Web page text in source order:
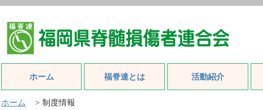
ホーム 福脊連とは 活動紹介
ホーム > 制度情報